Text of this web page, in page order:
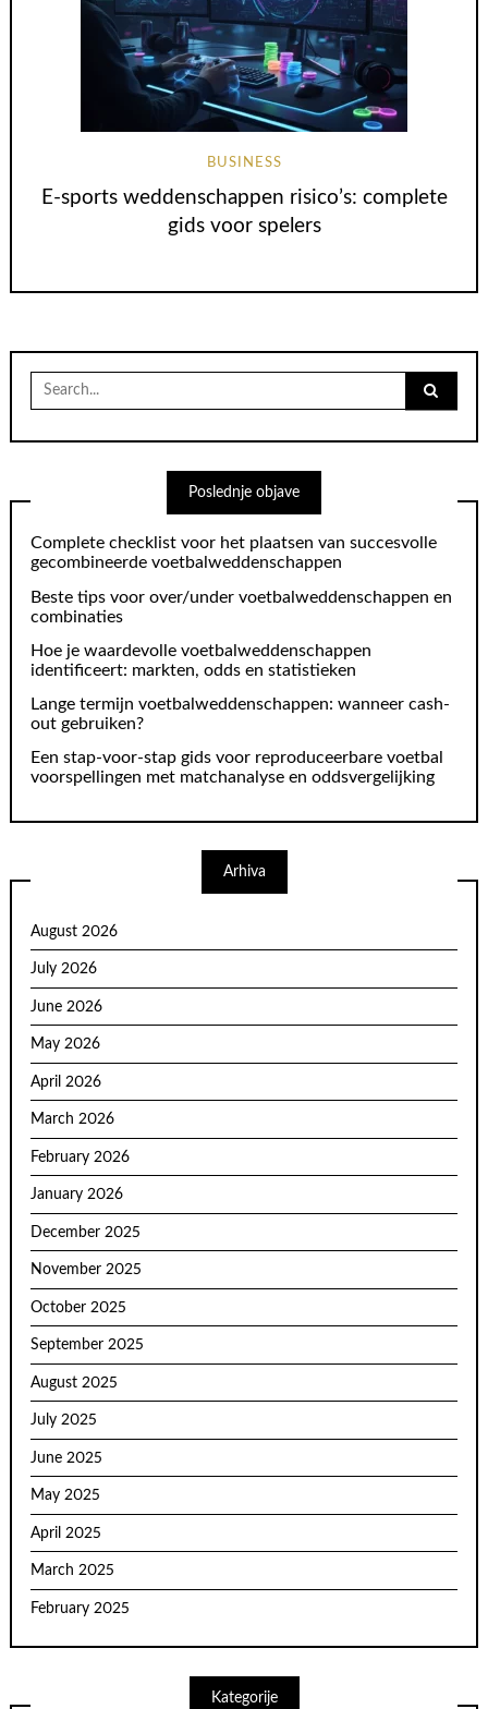
BUSINESS
E-sports weddenschappen risico’s: complete
gids voor spelers
Search
for:
Poslednje objave
Complete checklist voor het plaatsen van succesvolle
gecombineerde voetbalweddenschappen
Beste tips voor over/under voetbalweddenschappen en
combinaties
Hoe je waardevolle voetbalweddenschappen
identificeert: markten, odds en statistieken
Lange termijn voetbalweddenschappen: wanneer cash-
out gebruiken?
Een stap-voor-stap gids voor reproduceerbare voetbal
voorspellingen met matchanalyse en oddsvergelijking
Arhiva
August 2026
July 2026
June 2026
May 2026
April 2026
March 2026
February 2026
January 2026
December 2025
November 2025
October 2025
September 2025
August 2025
July 2025
June 2025
May 2025
April 2025
March 2025
February 2025
Kategorije